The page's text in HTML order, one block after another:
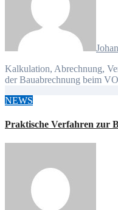
Kalkulation, Abrechnung, Vergütung und Bezahlung von Bauleistungen Technische und vertragliche Optimierungspotenziale in
der Bauabrechnung beim
NEWS
Praktische Verfahren zur